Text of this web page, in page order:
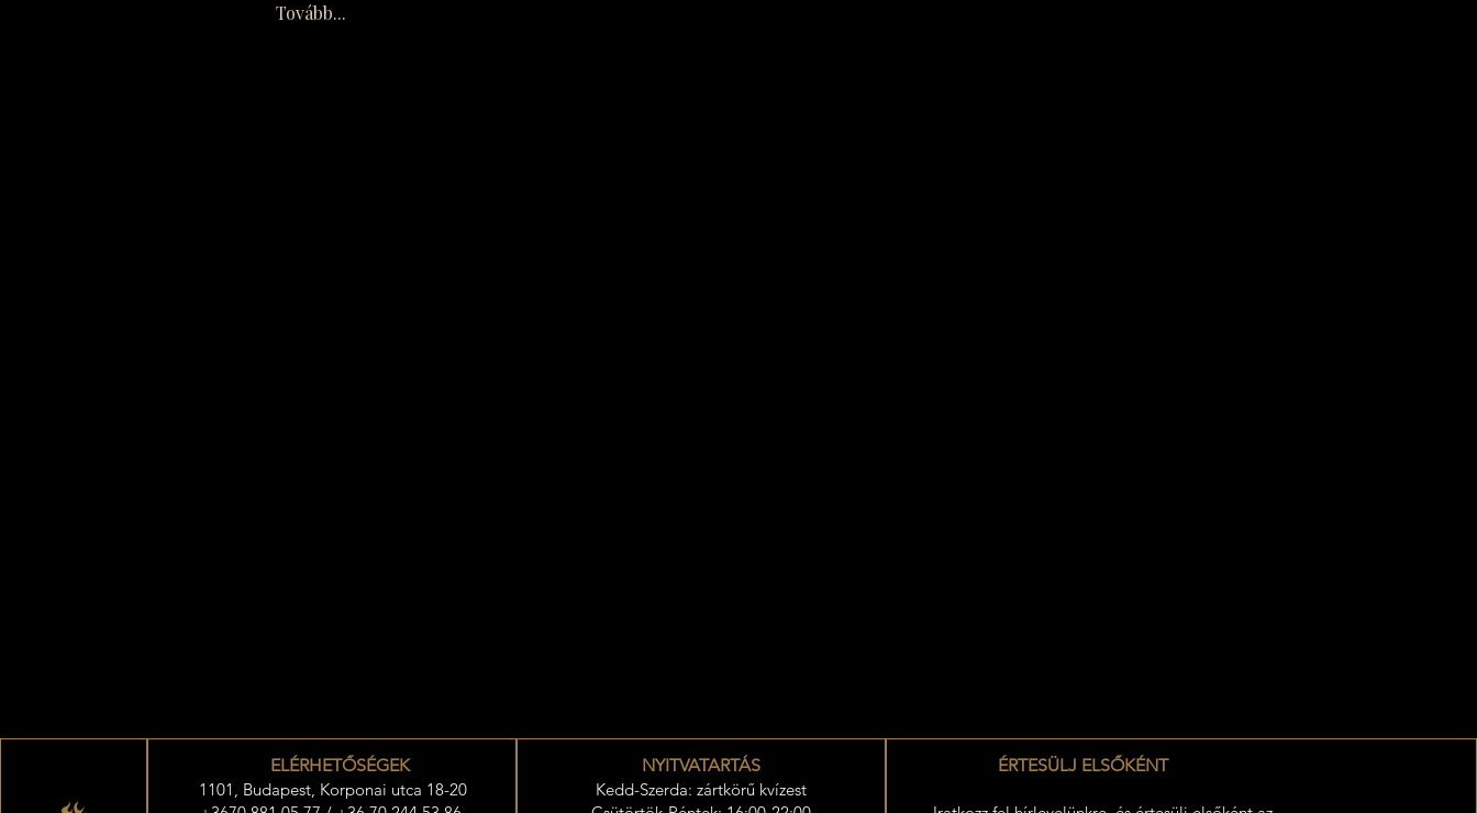
Tovább...
ELÉRHETŐSÉGEK
1101, Budapest, Korponai utca 18-20
NYITVATARTÁS
Kedd-Szerda: zártkörű kvízest
ÉRTESÜLJ ELSŐKÉNT